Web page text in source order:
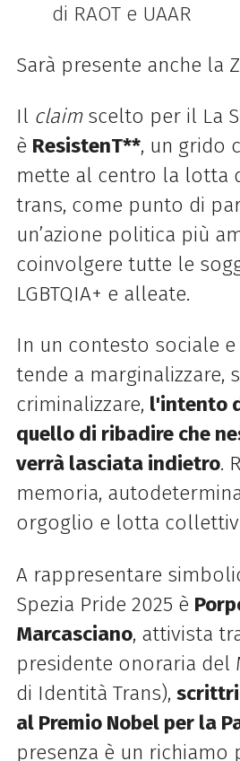
di RAOT e UAAR
Sarà presente anche la
Il claimscelto per il La
è ResistenT**, un grido
mette al centro la lotta
trans, come punto di
un’azione politica più
coinvolgere tutte le
LGBTQIA+ e alleate.
In un contesto sociale
tende a marginalizzare,
criminalizzare, l'intento
quello di ribadire che
verrà lasciata indietro.
memoria,
orgoglio e lotta
A rappresentare
Spezia Pride 2025 è
Marcasciano, attivista
presidente onoraria del
di Identità Trans),
al Premio Nobel per la
presenza è un richiamo